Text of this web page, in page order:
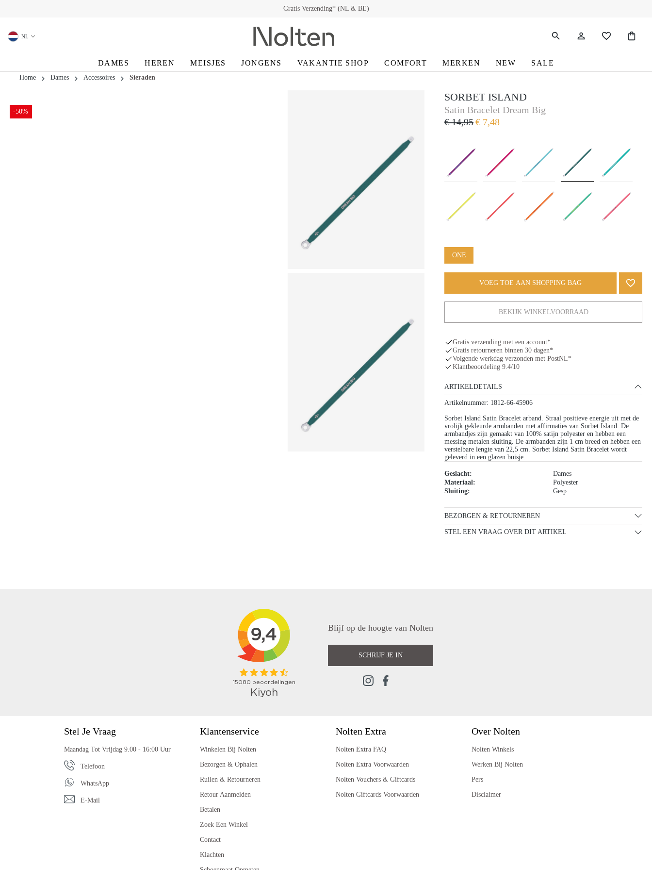
Gratis Verzending* (NL & BE)
NL
DAMES HEREN MEISJES JONGENS VAKANTIE SHOP COMFORT MERKEN NEW SALE
Home Dames Accessoires Sieraden
-50%
SORBET ISLAND
Sorbet Island
Satin Bracelet Dream Big
€ 14,95€ 7,48
ONE
VOEG TOE AAN SHOPPING BAG
BEKIJK WINKELVOORRAAD
Gratis verzending met een account*
Gratis retourneren binnen 30 dagen*
Volgende werkdag verzonden met PostNL*
Klantbeoordeling 9.4/10
ARTIKELDETAILS
Artikelnummer: 1812-66-45906
Sorbet Island Satin Bracelet arband. Straal positieve energie uit met de
vrolijk gekleurde armbanden met affirmaties van Sorbet Island. De
armbandjes zijn gemaakt van 100% satijn polyester en hebben een
messing metalen sluiting. De armbanden zijn 1 cm breed en hebben een
verstelbare lengte van 22,5 cm. Sorbet Island Satin Bracelet wordt
geleverd in een glazen buisje.
Geslacht:
Dames
Materiaal:
Polyester
Sluiting:
Gesp
BEZORGEN & RETOURNEREN
STEL EEN VRAAG OVER DIT ARTIKEL
Blijf op de hoogte van Nolten
SCHRIJF JE IN
Stel Je Vraag
Maandag Tot Vrijdag 9.00 - 16:00 Uur
Telefoon
WhatsApp
E-Mail
Klantenservice
Winkelen Bij Nolten
Bezorgen & Ophalen
Ruilen & Retourneren
Retour Aanmelden
Betalen
Zoek Een Winkel
Contact
Klachten
Nolten Extra
Nolten Extra FAQ
Nolten Extra Voorwaarden
Nolten Vouchers & Giftcards
Nolten Giftcards Voorwaarden
Over Nolten
Nolten Winkels
Werken Bij Nolten
Pers
Disclaimer